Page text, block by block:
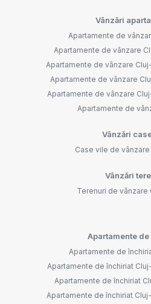
Vânzări
Apartamente de
Apartamente de vânzare
Apartamente de vânzare
Apartamente de vânzare
Apartamente de vânzare
Apartamente de
Vânzări
Case vile de
Vânzări
Terenuri de vânzare
Apartamente
Apartamente de
Apartamente de închiriat
Apartamente de închiriat
Apartamente de închiriat